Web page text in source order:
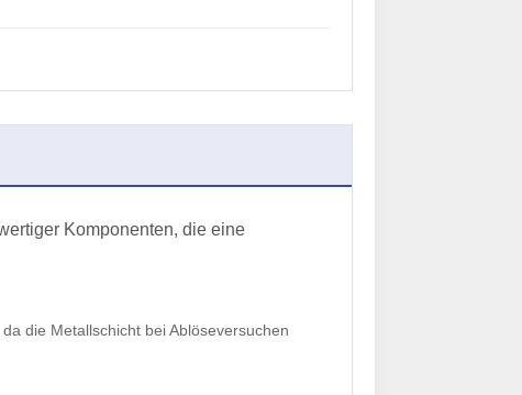
Komponenten, die eine
die Metallschicht bei Ablöseversuchen